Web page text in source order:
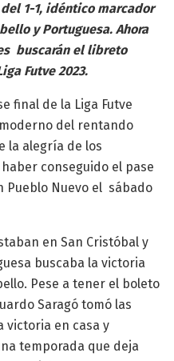
1-1, idéntico marcador
y Portuguesa. Ahora
buscarán el libreto
Futve 2023.
final de la Liga Futve
moderno del rentando
la alegría de los
conseguido el pase
Pueblo Nuevo el sábado
en San Cristóbal y
buscaba la victoria
Pese a tener el boleto
Saragó tomó las
victoria en casa y
temporada que deja